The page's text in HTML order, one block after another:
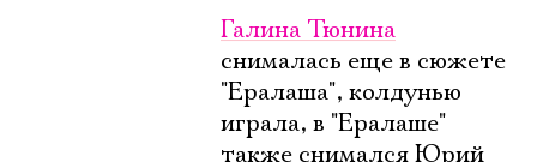
Галина Тюнина
снималась еще в сюжете
"Ералаша", колдунью
играла, в "Ералаше"
также снимался Юрий